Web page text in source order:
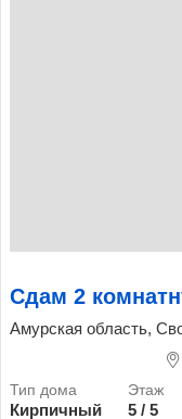
Сдам 2
Амурская область,
Кирпичный 5 / 5